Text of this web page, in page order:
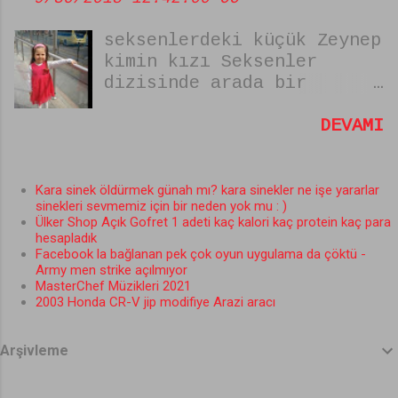
gerekenler şunlar. VAR
MISIN YOK MUSUN BAŞVURU
FORMUNU DOLDURURKEN DİKKAT
1.Fotoğrafsız bir başvuru
Fotoğraf koyun. 2.Farklı
olmaya enteresan cevaplar
vermeye çalışın. Şunuda
bilin Acun Lost dizisine
heveslenmiş. Var mısın yok
musun dan sonra sizi börtü
seksenlerdeki küçük Zeynep
kimin kızı Seksenler
dizisinde arada bir
küçük tatlı kız Zeynep'in
oldğu merak konusu oldu
bizde araştırdık bulduk
işte Seksenler dizisindeki
küçük Zeyneb'in Annesi;
DEVAMI
Kara sinek öldürmek günah mı? kara sinekler ne işe yararlar
sinekleri sevmemiz için bir neden yok mu : )
Ülker Shop Açık Gofret 1 adeti kaç kalori kaç protein kaç para
hesapladık
Facebook la bağlanan pek çok oyun uygulama da çöktü -
Army men strike açılmıyor
MasterChef Müzikleri 2021
2003 Honda CR-V jip modifiye Arazi aracı
Arşivleme